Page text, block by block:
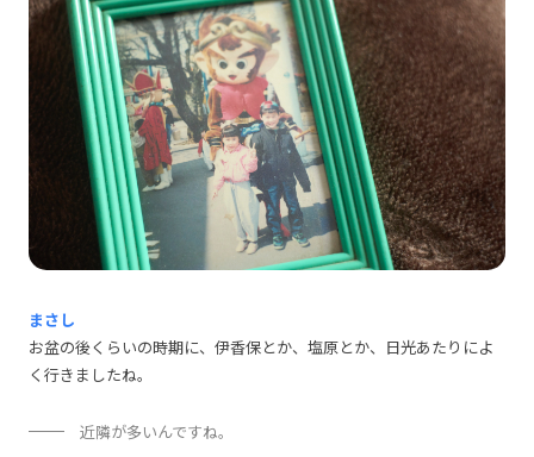
まさし
お盆の後くらいの時期に、伊香保とか、塩原とか、日光あたりによ
く行きましたね。
近隣が多いんですね。